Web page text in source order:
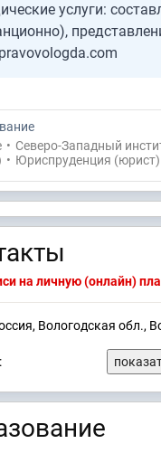
услуги:
• Северо-Западный
• Юриспруденция (юрист)
на личную (онлайн)
Вологодская обл.,